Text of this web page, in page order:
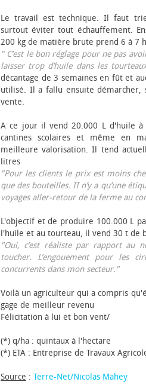
Le travail est technique. Il faut
surtout éviter tout échauffement.
200 kg de matière brute prend 6 à 7
" C’est le bon réglage pour ne pas
laisser trop d’huile dans les
décantage de 3 semaines en fût et
utilisé. Il a fallu ensuite démarcher,
vente.
A ce jour il vend 20.000 L d'huile à
cantines scolaires et même en
meilleure valorisation. Il tend
litres
"Pour les clients le prix est moins
que des bouteilles. II n’y a qu’une
voyages aller-retour de la ferme au
L'objectif et de produire 100.000 L
l'huile et au tourteau, il vend 30 t de
"Oui, c’est réaliste par rapport au
toucher. L’engouement pour les
concurrents dans mon secteur."
Voilà un agriculteur qui a compris
gage de meilleur revenu
Félicitation à lui et bon vent/
(*) q/ha : quintaux à l'hectare
(*) ETA : Entreprise de Travaux
Source : Terre-Net/Nicolas Mahey